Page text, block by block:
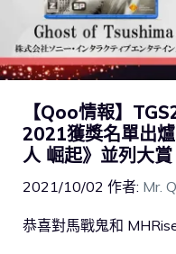
【Qoo情報】
2021獲獎名單出
人 崛起》並列大賞
2021/10/02 作者: Mr.
恭喜對馬戰鬼和